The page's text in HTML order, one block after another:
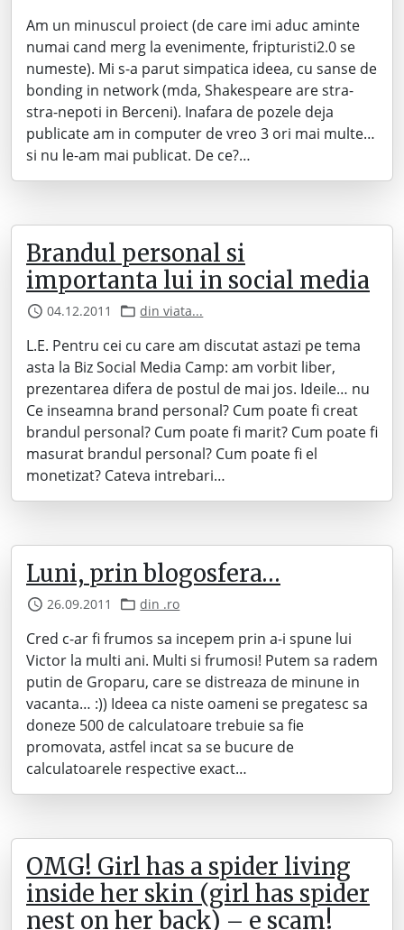
Am un minuscul proiect (de care imi aduc aminte
numai cand merg la evenimente, fripturisti2.0 se
numeste). Mi s-a parut simpatica ideea, cu sanse de
bonding in network (mda, Shakespeare are stra-
stra-nepoti in Berceni). Inafara de pozele deja
publicate am in computer de vreo 3 ori mai multe…
si nu le-am mai publicat. De ce?…
Brandul personal si
importanta lui in social media
04.12.2011 din viata...
L.E. Pentru cei cu care am discutat astazi pe tema
asta la Biz Social Media Camp: am vorbit liber,
prezentarea difera de postul de mai jos. Ideile… nu
Ce inseamna brand personal? Cum poate fi creat
brandul personal? Cum poate fi marit? Cum poate fi
masurat brandul personal? Cum poate fi el
monetizat? Cateva intrebari…
Luni, prin blogosfera…
26.09.2011 din .ro
Cred c-ar fi frumos sa incepem prin a-i spune lui
Victor la multi ani. Multi si frumosi! Putem sa radem
putin de Groparu, care se distreaza de minune in
vacanta… :)) Ideea ca niste oameni se pregatesc sa
doneze 500 de calculatoare trebuie sa fie
promovata, astfel incat sa se bucure de
calculatoarele respective exact…
OMG! Girl has a spider living
inside her skin (girl has spider
nest on her back) – e scam!